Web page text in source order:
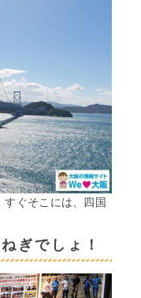
ぐそこには、四国
ぎでしょ！